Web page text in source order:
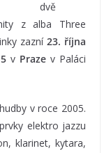
dvě
z alba Three
zazní 23. října
v Prazev Paláci
v roce 2005.
elektro jazzu
klarinet, kytara,